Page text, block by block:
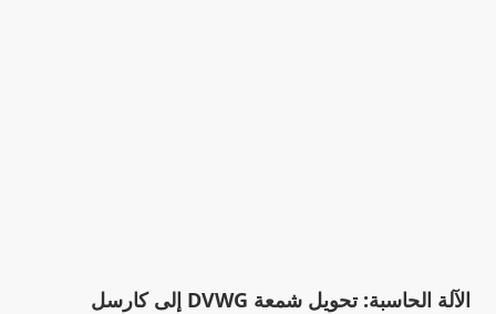
الآلة الحاسبة: تحويل شمعة DVWG إلى كارسل